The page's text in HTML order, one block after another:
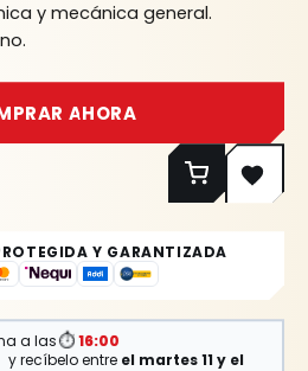
y mecánica general.
AHORA
Y GARANTIZADA
a las⏱16:00
y recíbelo entre el martes 11 y el